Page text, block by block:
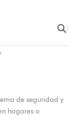
de seguridad y
hogares o